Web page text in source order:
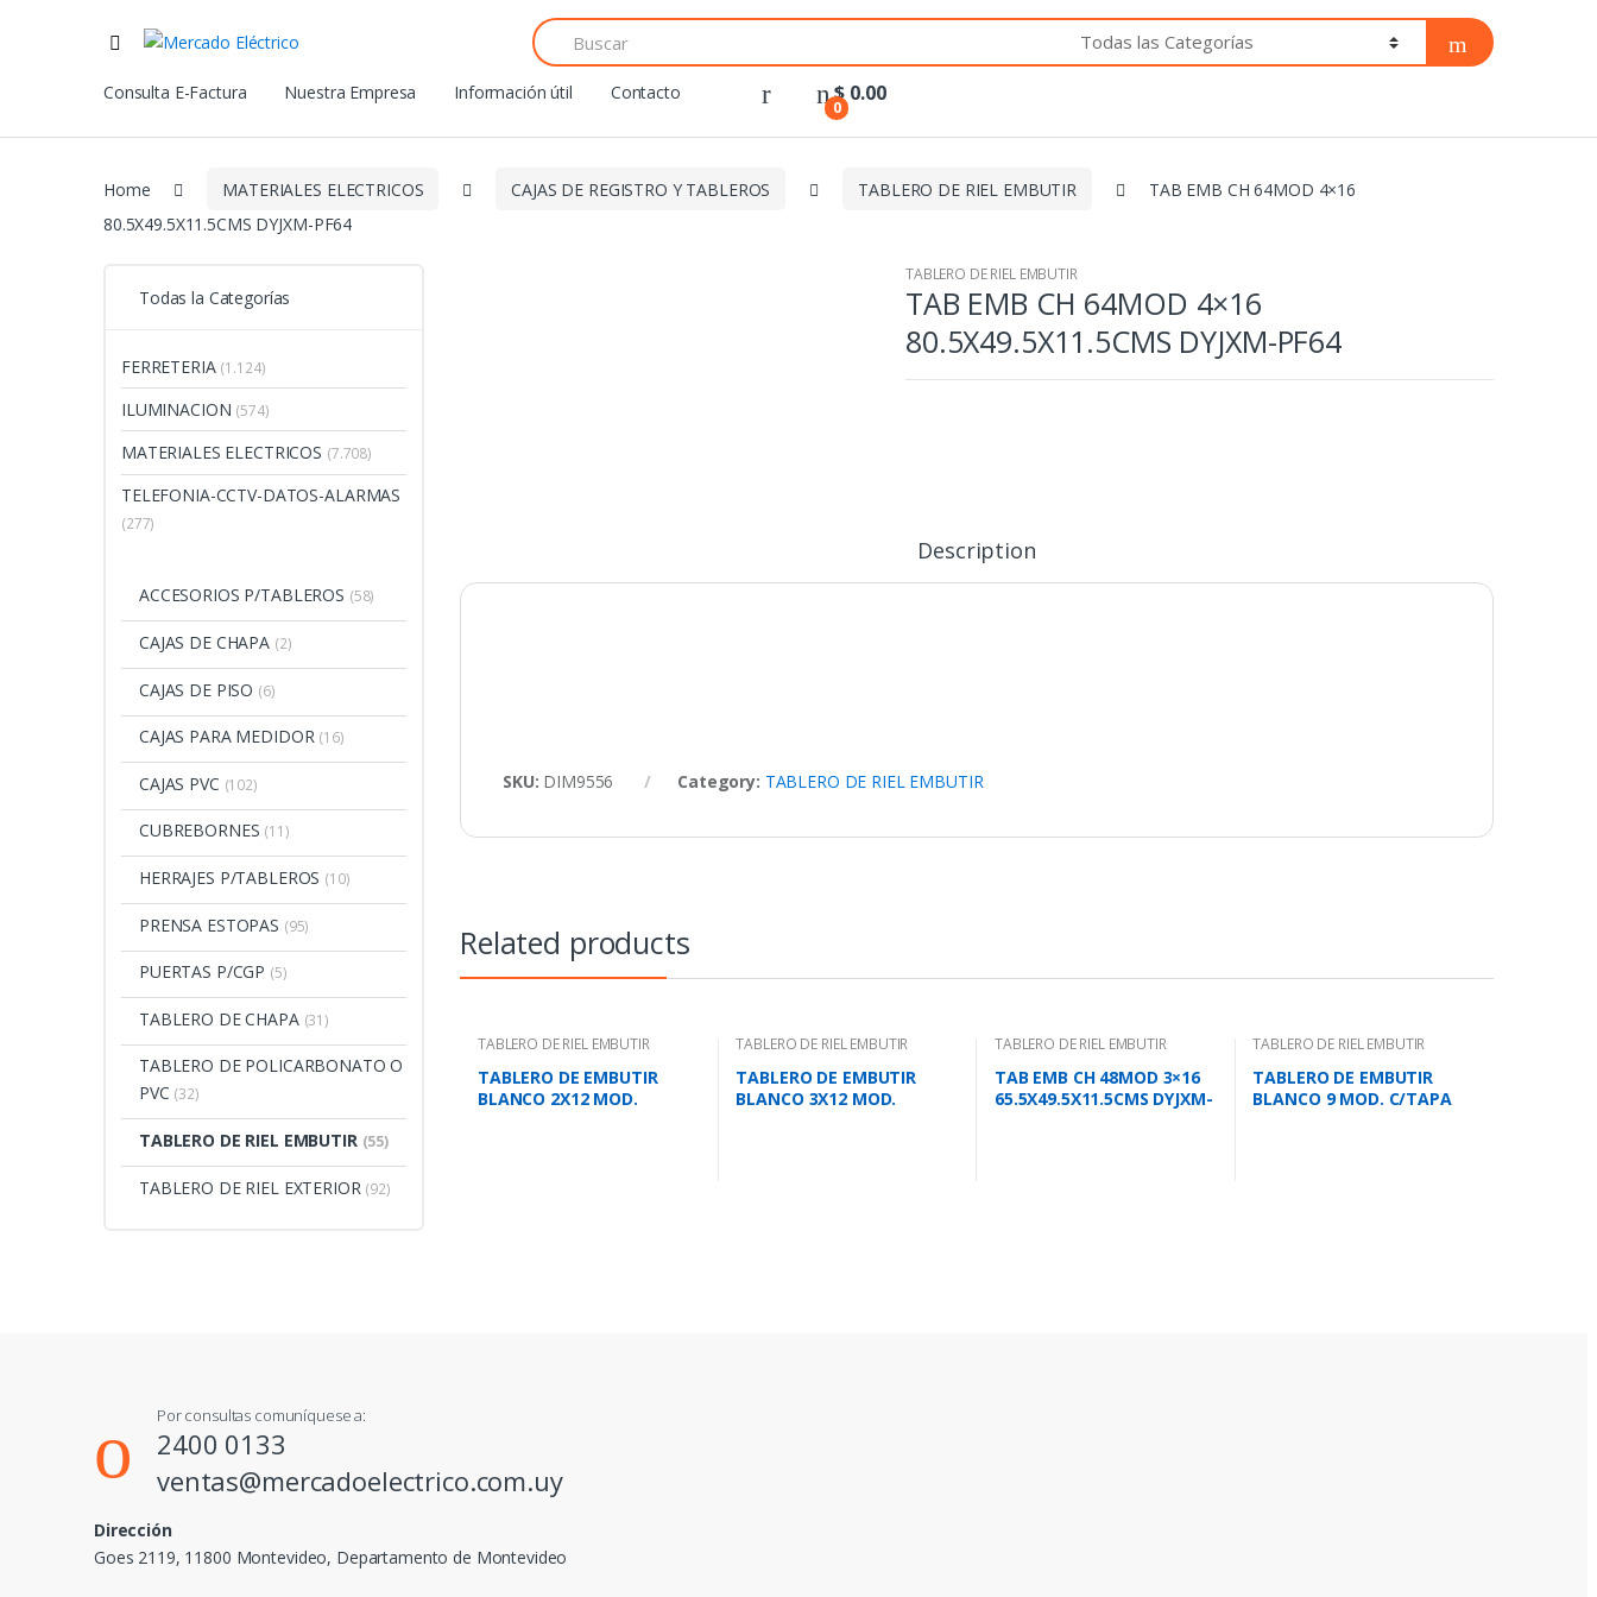
Search
for:
Consulta E-Factura
Nuestra Empresa Información útil Contacto
0
$ 0.00
Home MATERIALES ELECTRICOS CAJAS DE REGISTRO Y TABLEROS TABLERO DE RIEL EMBUTIR
TAB EMB CH 64MOD 4×16
80.5X49.5X11.5CMS DYJXM-PF64
TABLERO DE RIEL EMBUTIR
TAB EMB CH 64MOD 4×16
80.5X49.5X11.5CMS DYJXM-PF64
Description
SKU: DIM9556 Category: TABLERO DE RIEL EMBUTIR
Related products
TABLERO DE RIEL EMBUTIR
TABLERO DE EMBUTIR
BLANCO 2X12 MOD.
TABLERO DE RIEL EMBUTIR
TABLERO DE EMBUTIR
BLANCO 3X12 MOD.
TABLERO DE RIEL EMBUTIR
TAB EMB CH 48MOD 3×16
65.5X49.5X11.5CMS DYJXM-
TABLERO DE RIEL EMBUTIR
TABLERO DE EMBUTIR
BLANCO 9 MOD. C/TAPA
Todas la Categorías
FERRETERIA (1.124)
ILUMINACION (574)
MATERIALES ELECTRICOS (7.708)
TELEFONIA-CCTV-DATOS-ALARMAS
(277)
ACCESORIOS P/TABLEROS (58)
CAJAS DE CHAPA (2)
CAJAS DE PISO (6)
CAJAS PARA MEDIDOR (16)
CAJAS PVC (102)
CUBREBORNES (11)
HERRAJES P/TABLEROS (10)
PRENSA ESTOPAS (95)
PUERTAS P/CGP (5)
TABLERO DE CHAPA (31)
TABLERO DE POLICARBONATO O
PVC (32)
TABLERO DE RIEL EMBUTIR (55)
TABLERO DE RIEL EXTERIOR (92)
Por consultas comuníquese a:
2400 0133
ventas@mercadoelectrico.com.uy
Dirección
Goes 2119, 11800 Montevideo, Departamento de Montevideo